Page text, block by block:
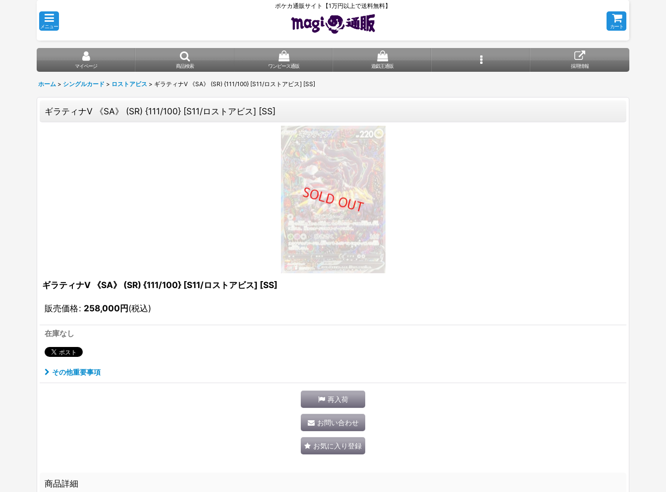
ポケカ通販サイト【1万円以上で送料無料】
メニュー カート
マイページ 商品検索 ワンピース通販 遊戯王通販 採用情報
ホーム > シングルカード > ロストアビス > ギラティナV 《SA》 (SR) {111/100} [S11/ロストアビス] [SS]
ギラティナV 《SA》 (SR) {111/100} [S11/ロストアビス] [SS]
ギラティナV 《SA》 (SR) {111/100} [S11/ロストアビス] [SS]
販売価格: 258,000円(税込)
在庫なし
その他重要事項
再入荷
お問い合わせ
お気に入り登録
商品詳細